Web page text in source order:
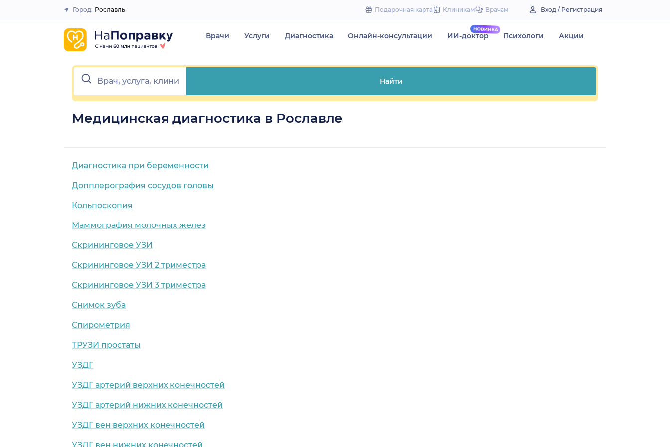
Закрыть
Город: Рославль Подарочная карта Клиникам Врачам Вход / Регистрация
Врачи Услуги Диагностика Онлайн-консультации ИИ-доктор Психологи Акции
Найти
Медицинская диагностика в Рославле
Диагностика при беременности
Допплерография сосудов головы
Кольпоскопия
Маммография молочных желез
Скрининговое УЗИ
Скрининговое УЗИ 2 триместра
Скрининговое УЗИ 3 триместра
Снимок зуба
Спирометрия
ТРУЗИ простаты
УЗДГ
УЗДГ артерий верхних конечностей
УЗДГ артерий нижних конечностей
УЗДГ вен верхних конечностей
УЗДГ вен нижних конечностей